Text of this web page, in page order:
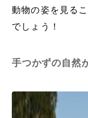
動物の姿を見る
でしょう！
手つかずの自然